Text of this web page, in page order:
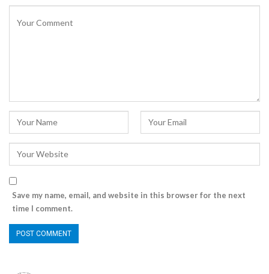
Save my name, email, and website in this browser for the next
time I comment.